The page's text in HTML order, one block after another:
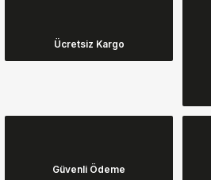
Görüş ve önerileriniz için teşekkür ederiz.
Ürün resmi kalitesiz, bozuk veya
Ürün açıklamasında eksik bilgiler
Ücretsiz Kargo
Güvenli Ödeme